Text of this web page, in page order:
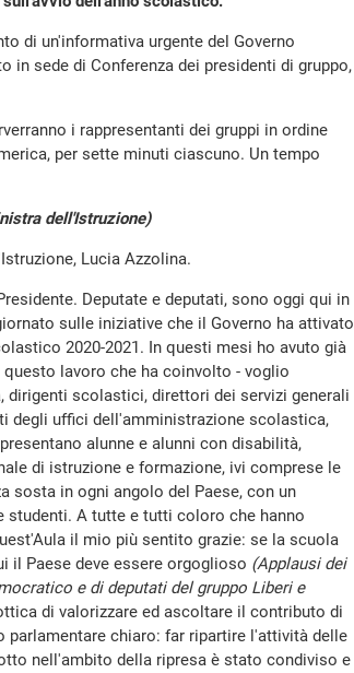
di un'informativa urgente del Governo
sede di Conferenza dei presidenti di gruppo,
i rappresentanti dei gruppi in ordine
per sette minuti ciascuno. Un tempo
dell'Istruzione)
Lucia Azzolina.
Deputate e deputati, sono oggi qui in
sulle iniziative che il Governo ha attivato
2020-2021. In questi mesi ho avuto già
lavoro che ha coinvolto - voglio
scolastici, direttori dei servizi generali
degli uffici dell'amministrazione scolastica,
alunne e alunni con disabilità,
di istruzione e formazione, ivi comprese le
sosta in ogni angolo del Paese, con un
A tutte e tutti coloro che hanno
il mio più sentito grazie: se la scuola
il Paese deve essere orgoglioso (Applausi dei
e di deputati del gruppo Liberi e
di valorizzare ed ascoltare il contributo di
parlamentare chiaro: far ripartire l'attività delle
nell'ambito della ripresa è stato condiviso e